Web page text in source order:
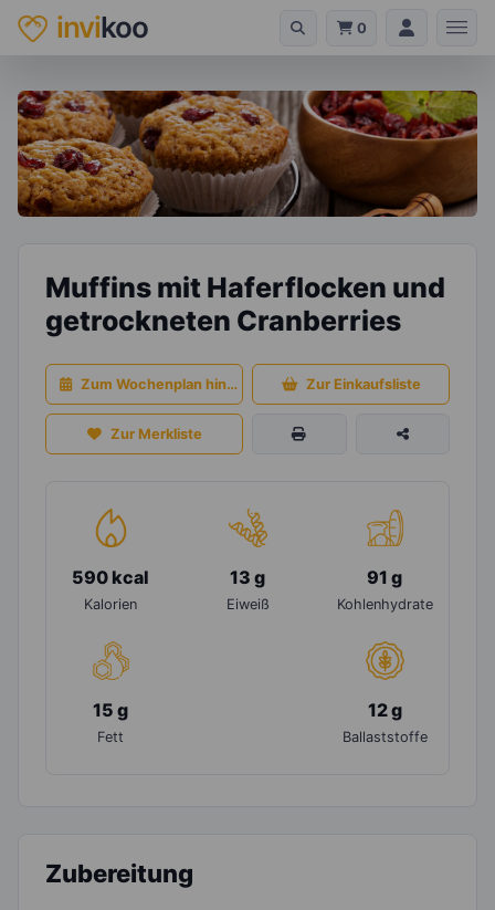
invikoo 0
Muffins mit Haferflocken und
getrockneten Cranberries
Zum Wochenplan hinzufügen Zur Einkaufsliste
Zur Merkliste
590 kcal
Kalorien
13 g
Eiweiß
91 g
Kohlenhydrate
15 g
Fett
12 g
Ballaststoffe
Zubereitung